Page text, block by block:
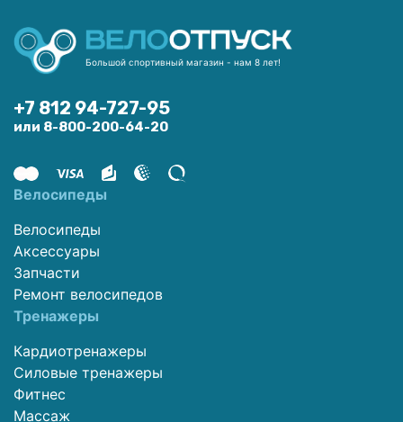
Большой спортивный магазин - нам 8 лет!
+7 812 94-727-95
или 8-800-200-64-20
Велосипеды
Велосипеды
Аксессуары
Запчасти
Ремонт велосипедов
Тренажеры
Кардиотренажеры
Силовые тренажеры
Фитнес
Массаж